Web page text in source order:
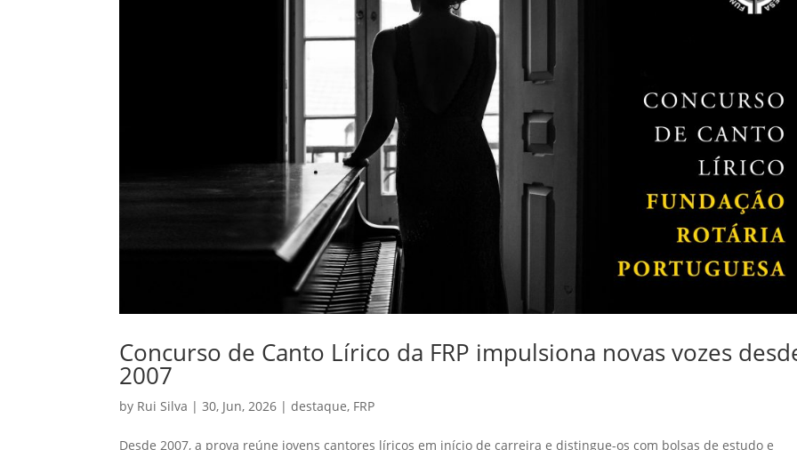
Concurso de Canto Lírico da FRP impulsiona novas vozes
2007
by Rui Silva |30, Jun, 2026 |destaque, FRP
Desde 2007, a prova reúne jovens cantores líricos em início de carreira e distingue-os com bolsas de estudo e